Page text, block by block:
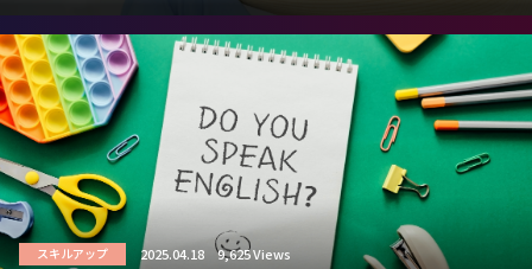
スキルアップ 2025.04.18 9,625 Views